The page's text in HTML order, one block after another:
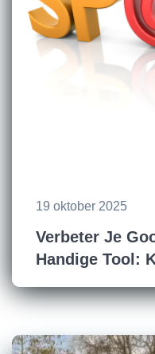
19 oktober 2025
Verbeter Je
Handige Tool: